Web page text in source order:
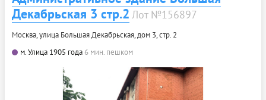
Декабрьская 3 стр.2 Лот №156897
Москва, улица Большая Декабрьская, дом 3, стр. 2
м. Улица 1905 года 6 мин. пешком